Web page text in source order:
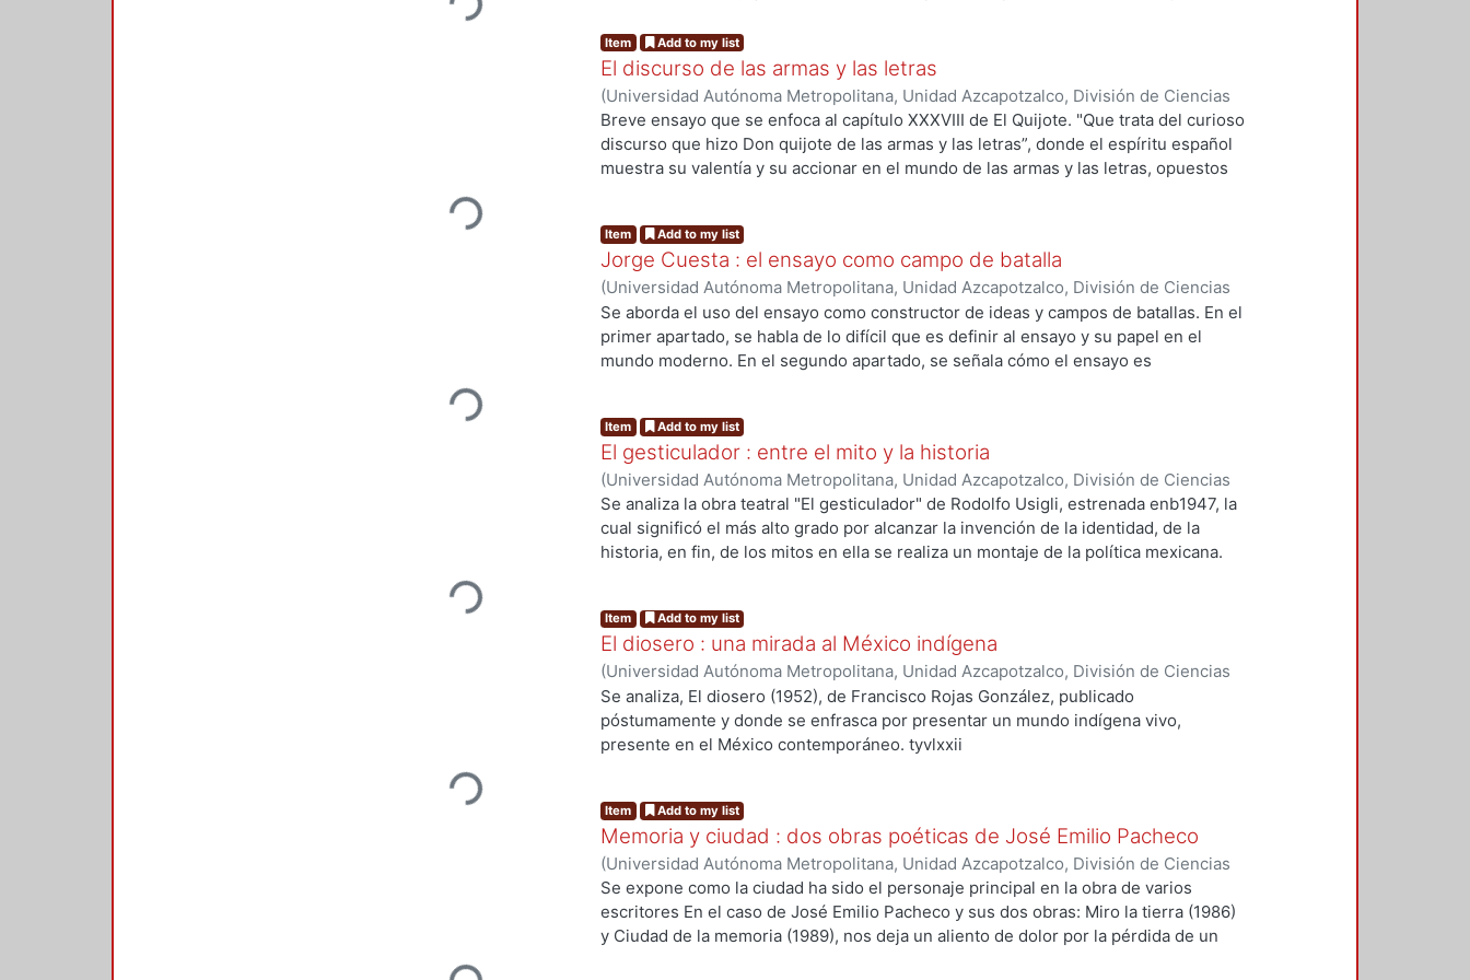
Loading...
México posrevolucionario. En ella describe y explica la historia nacional como una
constante fuerza social que da sentido al presente pero siempre teniendo una
relación estrecha con el pasado. Fusión de tiempos y culturas, La serpiente
emplumada, simboliza el imperecedero legado de ese México profundo que sigue
latiendo en el corazón de los mexicanos.
Loading...
Item Add to my list
El discurso de las armas y las letras
(Universidad Autónoma Metropolitana, Unidad Azcapotzalco, División de Ciencias
Sociales y Humanidades, Departamento de Humanidades,2005-06)Bernal Alanís,
Tomás
Breve ensayo que se enfoca al capítulo XXXVIII de El Quijote. "Que trata del curioso
discurso que hizo Don quijote de las armas y las letras”, donde el espíritu español
muestra su valentía y su accionar en el mundo de las armas y las letras, opuestos
Loading...
Item Add to my list
Jorge Cuesta : el ensayo como campo de batalla
(Universidad Autónoma Metropolitana, Unidad Azcapotzalco, División de Ciencias
Sociales y Humanidades, Departamento de Humanidades ,2005-06)Bernal Alanís,
Tomás
Se aborda el uso del ensayo como constructor de ideas y campos de batallas. En el
primer apartado, se habla de lo difícil que es definir al ensayo y su papel en el
mundo moderno. En el segundo apartado, se señala cómo el ensayo es
una reflexión del trabajo de un ensayista mexicano del siglo XX: Jorge Cuesta.
tyvlxxiv
Loading...
Item Add to my list
El gesticulador : entre el mito y la historia
(Universidad Autónoma Metropolitana, Unidad Azcapotzalco, División de Ciencias
Sociales y Humanidades, Departamento de Humanidades,2004-12)Bernal Alanís,
Tomás
Se analiza la obra teatral "El gesticulador" de Rodolfo Usigli, estrenada enb1947, la
cual significó el más alto grado por alcanzar la invención de la identidad, de la
historia, en fin, de los mitos en ella se realiza un montaje de la política mexicana.
Loading...
Item Add to my list
El diosero : una mirada al México indígena
(Universidad Autónoma Metropolitana, Unidad Azcapotzalco, División de Ciencias
Sociales y Humanidades, Departamento de Humanidades,2004-06)Bernal Alanís,
Tomás
Se analiza, El diosero (1952), de Francisco Rojas González, publicado
póstumamente y donde se enfrasca por presentar un mundo indígena vivo,
presente en el México contemporáneo. tyvlxxii
Item Add to my list
Memoria y ciudad : dos obras poéticas de José Emilio Pacheco
(Universidad Autónoma Metropolitana, Unidad Azcapotzalco, División de Ciencias
Sociales y Humanidades, Departamento de Humanidades,2003-12 )Bernal Alanís,
Tomás
Se expone como la ciudad ha sido el personaje principal en la obra de varios
escritores En el caso de José Emilio Pacheco y sus dos obras: Miro la tierra (1986)
y Ciudad de la memoria (1989), nos deja un aliento de dolor por la pérdida de un